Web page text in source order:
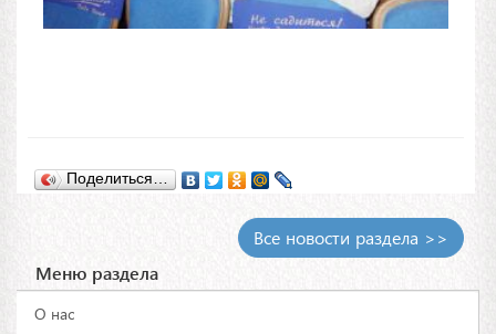
Поделиться…
Все новости раздела >>
Меню раздела
О нас